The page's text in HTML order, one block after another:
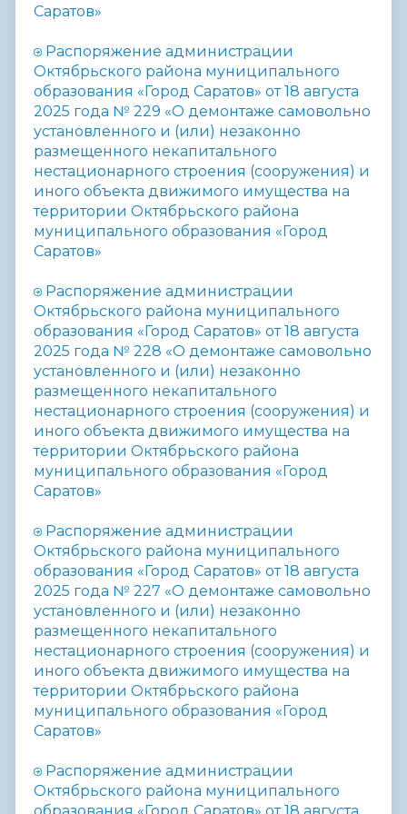
Саратов»
Распоряжение администрации
Октябрьского района муниципального
образования «Город Саратов» от 18 августа
2025 года № 229 «О демонтаже самовольно
установленного и (или) незаконно
размещенного некапитального
нестационарного строения (сооружения) и
иного объекта движимого имущества на
территории Октябрьского района
муниципального образования «Город
Саратов»
Распоряжение администрации
Октябрьского района муниципального
образования «Город Саратов» от 18 августа
2025 года № 228 «О демонтаже самовольно
установленного и (или) незаконно
размещенного некапитального
нестационарного строения (сооружения) и
иного объекта движимого имущества на
территории Октябрьского района
муниципального образования «Город
Саратов»
Распоряжение администрации
Октябрьского района муниципального
образования «Город Саратов» от 18 августа
2025 года № 227 «О демонтаже самовольно
установленного и (или) незаконно
размещенного некапитального
нестационарного строения (сооружения) и
иного объекта движимого имущества на
территории Октябрьского района
муниципального образования «Город
Саратов»
Распоряжение администрации
Октябрьского района муниципального